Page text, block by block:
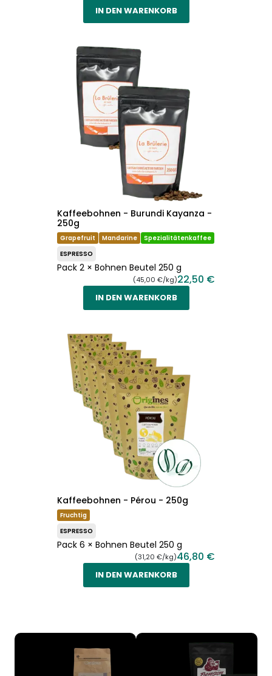
IN DEN WARENKORB
Kaffeebohnen - Burundi Kayanza -
250g
Grapefruit Mandarine
Spezialitätenkaffee
ESPRESSO
Pack 2 × Bohnen Beutel 250 g
(45,00 €/kg)22,50 €
IN DEN WARENKORB
Kaffeebohnen - Pérou - 250g
Fruchtig
ESPRESSO
Pack 6 × Bohnen Beutel 250 g
(31,20 €/kg)46,80 €
IN DEN WARENKORB